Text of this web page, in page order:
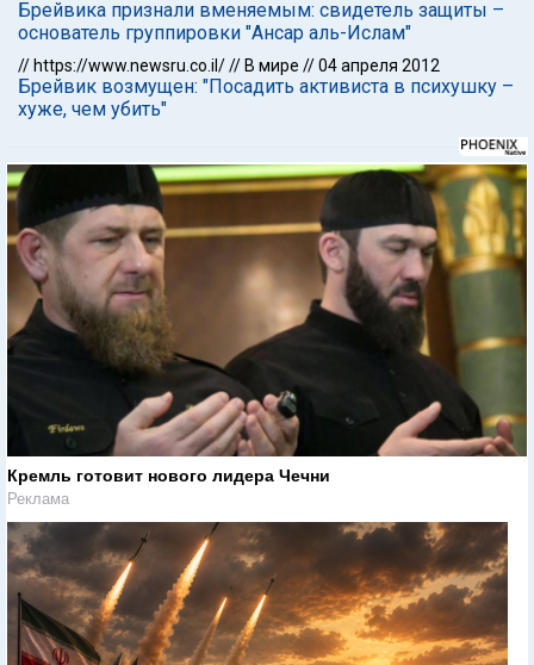
Брейвика признали вменяемым: свидетель защиты –
основатель группировки "Ансар аль-Ислам"
// https://www.newsru.co.il/// В мире //04 апреля 2012
Брейвик возмущен: "Посадить активиста в психушку –
хуже, чем убить"
Кремль готовит нового лидера Чечни
Реклама